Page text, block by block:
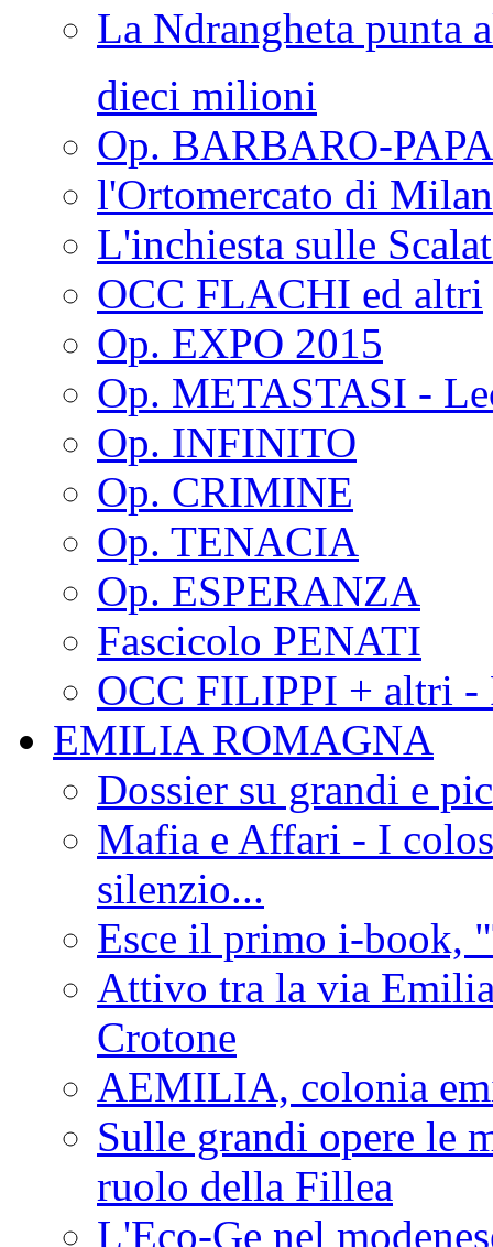
La Ndrangheta
dieci milioni
Op. BARBARO-
l'Ortomercato di
L'inchiesta sulle
OCC FLACHI ed altri
Op. EXPO 2015
Op. METASTASI -
Op. INFINITO
Op. CRIMINE
Op. TENACIA
Op. ESPERANZA
Fascicolo PENATI
OCC FILIPPI + altri -
EMILIA ROMAGNA
Dossier su grandi e
Mafia e Affari - I
silenzio...
Esce il primo i-book,
Attivo tra la via
Crotone
AEMILIA, colonia
Sulle grandi opere le
ruolo della Fillea
L'Eco-Ge nel